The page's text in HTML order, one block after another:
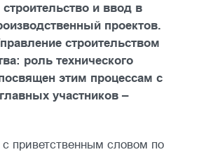
и ввод в
проектов.
строительством
роль технического
этим процессам с
участников –
приветственным словом по